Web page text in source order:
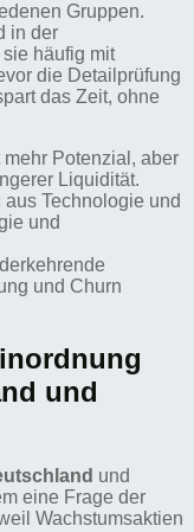
Gruppen.
in der
sie häufig mit
die Detailprüfung
das Zeit, ohne
Potenzial, aber
Liquidität.
aus Technologie und
und
und Churn
und
und
eine Frage der
Wachstumsaktien